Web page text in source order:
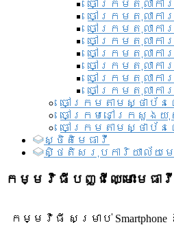
ចៅក្រមតុលាកា
ចៅក្រមតុលាកា
ចៅក្រមតុលាកា
ចៅក្រមតុលាក
ចៅក្រមតុលាកា
ចៅក្រមតុលាក
ចៅក្រមតុលាក
ចៅក្រមតុលាកា
ចៅក្រមតាមស្ថាប័ន
ចៅក្រមនៅក្រសួង
ចៅក្រមតាមស្ថាប័ន
ស្ថិតិមេធាវី
សិ្ថតិសរុបការិយាល័យម
កម្មវិធីបញ្ជីឈ្មោះមេធាវី
កម្មវិធី សម្រាប់ Smartphone